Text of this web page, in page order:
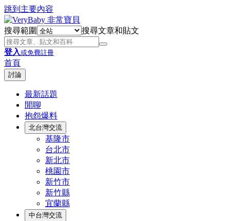
跳到主要內容
搜尋範圍 搜尋文章和貼文
登入或免費註冊
首頁
討論
最新話題
閒聊
抱怨爆料
北台灣交流
基隆市
台北市
新北市
桃園市
新竹市
新竹縣
宜蘭縣
中台灣交流